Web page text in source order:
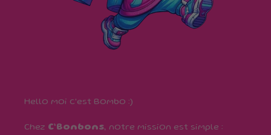
Hello moi c'est Bombo :)
Chez C’Bonbons, notre mission est simple :